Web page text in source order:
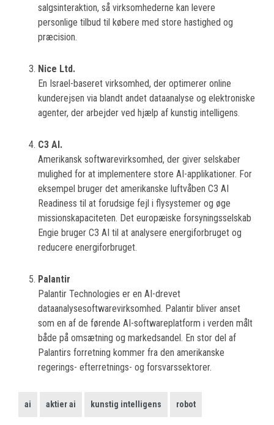
salgsinteraktion, så virksomhederne kan levere
personlige tilbud til købere med store hastighed og
præcision.
Nice Ltd.
En Israel-baseret virksomhed, der optimerer online
kunderejsen via blandt andet dataanalyse og elektroniske
agenter, der arbejder ved hjælp af kunstig intelligens.
C3 AI.
Amerikansk softwarevirksomhed, der giver selskaber
mulighed for at implementere store AI-applikationer. For
eksempel bruger det amerikanske luftvåben C3 AI
Readiness til at forudsige fejl i flysystemer og øge
missionskapaciteten. Det europæiske forsyningsselskab
Engie bruger C3 AI til at analysere energiforbruget og
reducere energiforbruget.
Palantir
Palantir Technologies er en AI-drevet
dataanalysesoftwarevirksomhed. Palantir bliver anset
som en af de førende AI-softwareplatform i verden målt
både på omsætning og markedsandel. En stor del af
Palantirs forretning kommer fra den amerikanske
regerings- efterretnings- og forsvarssektorer.
ai aktier ai kunstig intelligens robot